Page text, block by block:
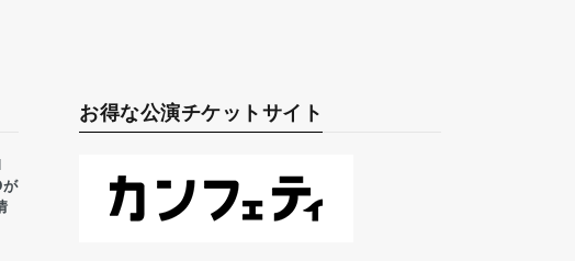
お得な公演チケットサイト